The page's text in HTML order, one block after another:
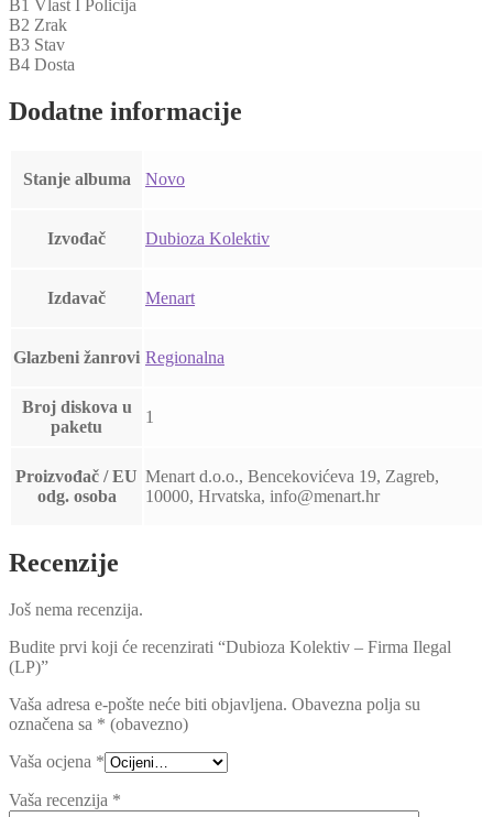
B1 Vlast I Policija
B2 Zrak
B3 Stav
B4 Dosta
Dodatne informacije
Stanje albuma Novo
Izvođač Dubioza Kolektiv
Izdavač Menart
Glazbeni žanrovi Regionalna
Broj diskova u
paketu
1
Proizvođač / EU
odg. osoba
Menart d.o.o., Bencekovićeva 19, Zagreb,
10000, Hrvatska, info@menart.hr
Recenzije
Još nema recenzija.
Budite prvi koji će recenzirati “Dubioza Kolektiv – Firma Ilegal
(LP)”
Vaša adresa e-pošte neće biti objavljena. Obavezna polja su
označena sa * (obavezno)
Vaša ocjena *
Vaša recenzija *